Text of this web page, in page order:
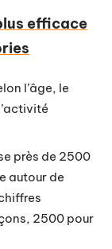
efficace
l’âge, le
près de 2500
autour de
2500 pour